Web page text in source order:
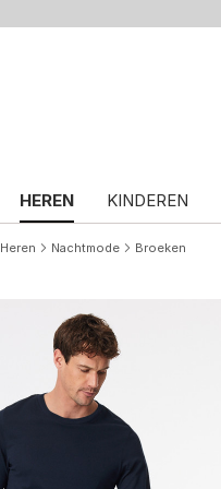
HEREN KINDEREN
Heren Nachtmode Broeken